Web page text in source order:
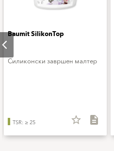
Baumit SilikonTop
Силиконски завршен малтер
TSR: ≥ 25 star_border description